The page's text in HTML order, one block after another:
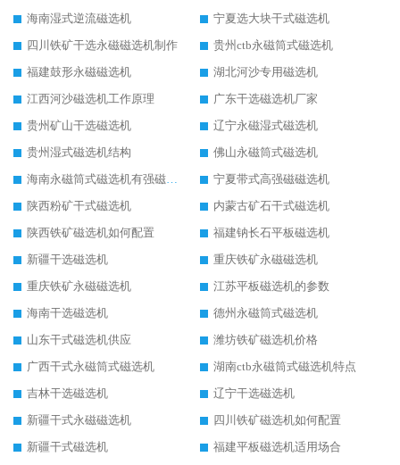
海南湿式逆流磁选机
宁夏选大块干式磁选机
四川铁矿干选永磁磁选机制作
贵州ctb永磁筒式磁选机
福建鼓形永磁磁选机
湖北河沙专用磁选机
江西河沙磁选机工作原理
广东干选磁选机厂家
贵州矿山干选磁选机
辽宁永磁湿式磁选机
贵州湿式磁选机结构
佛山永磁筒式磁选机
海南永磁筒式磁选机有强磁的吗
宁夏带式高强磁磁选机
陕西粉矿干式磁选机
内蒙古矿石干式磁选机
陕西铁矿磁选机如何配置
福建钠长石平板磁选机
新疆干选磁选机
重庆铁矿永磁磁选机
重庆铁矿永磁磁选机
江苏平板磁选机的参数
海南干选磁选机
德州永磁筒式磁选机
山东干式磁选机供应
潍坊铁矿磁选机价格
广西干式永磁筒式磁选机
湖南ctb永磁筒式磁选机特点
吉林干选磁选机
辽宁干选磁选机
新疆干式永磁磁选机
四川铁矿磁选机如何配置
新疆干式磁选机
福建平板磁选机适用场合